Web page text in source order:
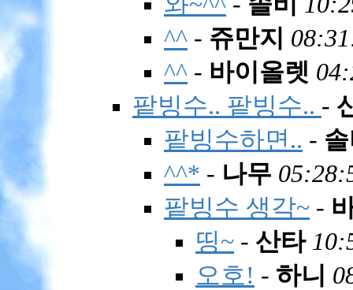
^^ - 쥬만지
^^ - 바이올렛
팥빙수.. 팥빙수.. -
팥빙수하면.. -
^^* - 나무
팥빙수 생각~ -
띵~ - 산타
오호! - 하니